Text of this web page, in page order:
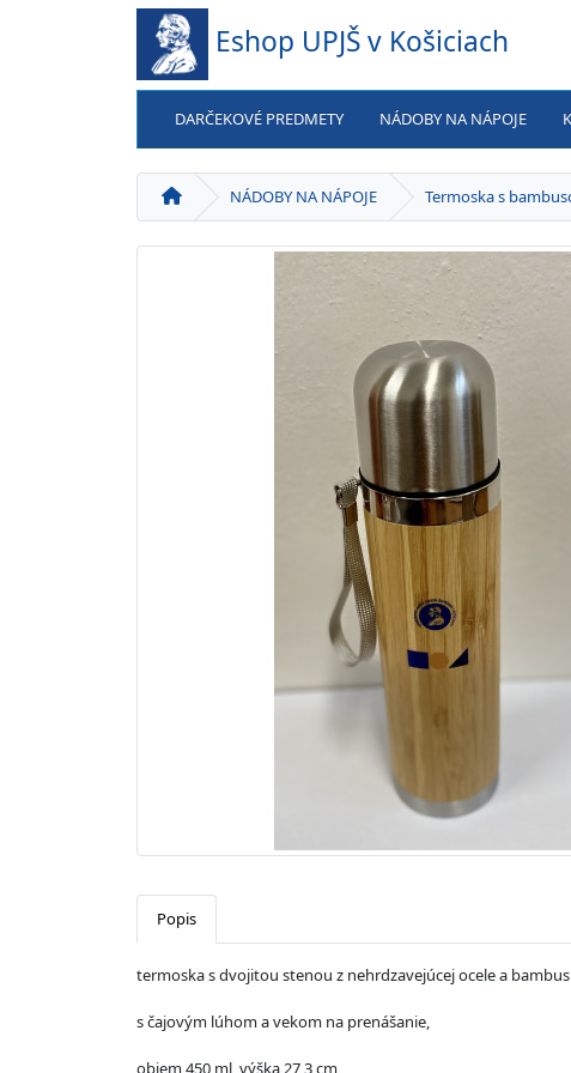
Eshop UPJŠ v Košiciach
DARČEKOVÉ PREDMETY NÁDOBY NA NÁPOJE
NÁDOBY NA NÁPOJE Termoska s
Popis
termoska s dvojitou stenou z nehrdzavejúcej ocele a
s čajovým lúhom a vekom na prenášanie,
objem 450 ml, výška 27,3 cm,